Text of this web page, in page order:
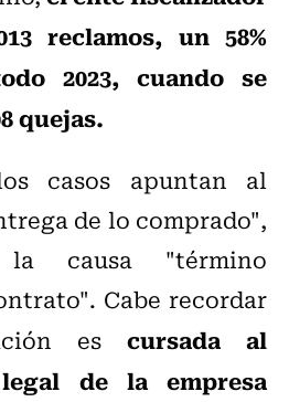
reclamos, un 58%
2023, cuando se
quejas.
casos apuntan al
de lo comprado",
causa "término
Cabe recordar
es cursada al
de la empresa